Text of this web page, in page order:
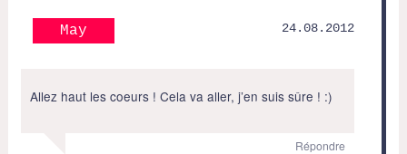
May 24.08.2012
Allez haut les coeurs ! Cela va aller, j’en suis sûre ! :)
Répondre